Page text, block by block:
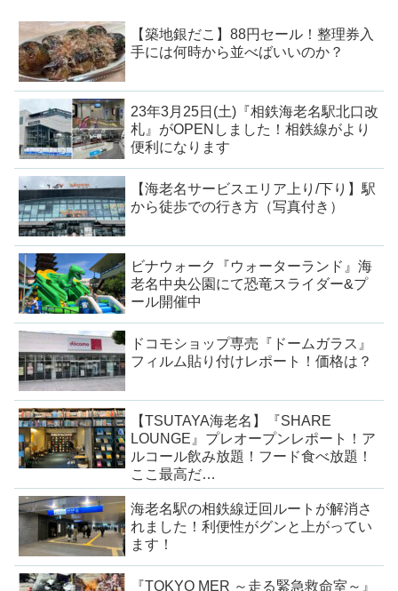
【築地銀だこ】88円セール！整理券入
手には何時から並べばいいのか？
23年3月25日(土)『相鉄海老名駅北口改
札』がOPENしました！相鉄線がより
便利になります
【海老名サービスエリア上り/下り】駅
から徒歩での行き方（写真付き）
ビナウォーク『ウォーターランド』海
老名中央公園にて恐竜スライダー&プ
ール開催中
ドコモショップ専売『ドームガラス』
フィルム貼り付けレポート！価格は？
【TSUTAYA海老名】『SHARE
LOUNGE』プレオープンレポート！ア
ルコール飲み放題！フード食べ放題！
ここ最高だ…
海老名駅の相鉄線迂回ルートが解消さ
れました！利便性がグンと上がってい
ます！
『TOKYO MER ～走る緊急救命室～』